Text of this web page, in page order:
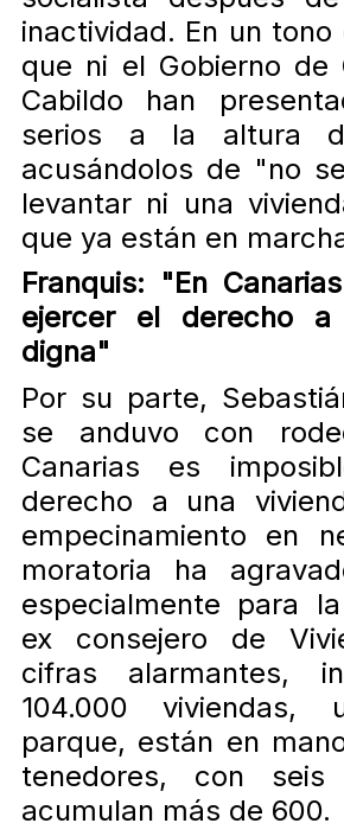
inactividad. En un
que ni el Gobierno de
Cabildo han
serios a la altura
acusándolos de "no
levantar ni una
que ya están en
Franquis: "En
ejercer el derecho a
digna"
Por su parte,
se anduvo con
Canarias es
derecho a una
empecinamiento en
moratoria ha
especialmente para
ex consejero de
cifras alarmantes,
104.000
parque, están en
tenedores, con seis
acumulan más de 600.